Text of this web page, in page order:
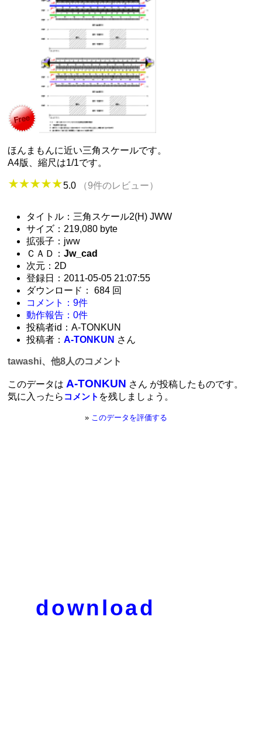
ほんまもんに近い三角スケールです。
A4版、縮尺は1/1です。
5.0 （9件のレビュー）
タイトル：三角スケール2(H) JWW
サイズ：219,080 byte
拡張子：jww
ＣＡＤ：Jw_cad
次元：2D
登録日：2011-05-05 21:07:55
ダウンロード： 684 回
コメント：9件
動作報告：0件
投稿者id：A-TONKUN
投稿者：A-TONKUN さん
tawashi、他8人のコメント
このデータはA-TONKUN さん が投稿したものです。
気に入ったら コメント を残しましょう。
» このデータを評価する
download